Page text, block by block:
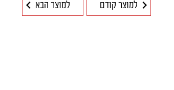
למוצר קודם למוצר הבא